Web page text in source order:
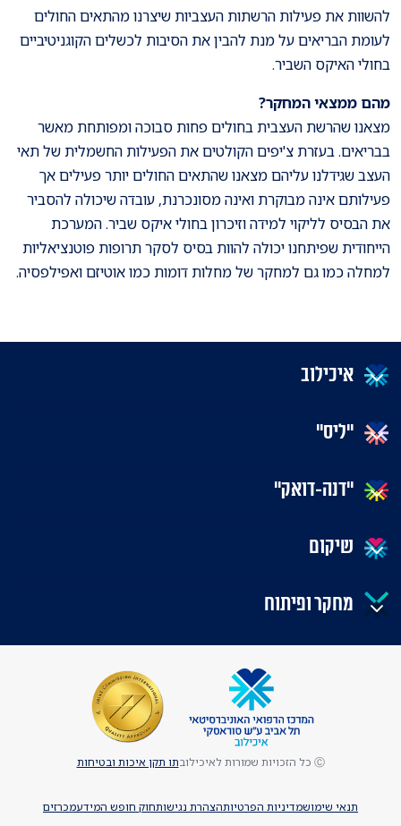
להשוות את פעילות הרשתות העצביות שיצרנו מהתאים החולים
לעומת הבריאים על מנת להבין את הסיבות לכשלים הקוגניטיביים
בחולי האיקס השביר.
מהם ממצאי המחקר?
מצאנו שהרשת העצבית בחולים פחות סבוכה ומפותחת מאשר
בבריאים. בעזרת צ'יפים הקולטים את הפעילות החשמלית של תאי
העצב שגידלנו עליהם מצאנו שהתאים החולים יותר פעילים אך
פעילותם אינה מבוקרת ואינה מסונכרנת, עובדה שיכולה להסביר
את הבסיס לליקוי למידה וזיכרון בחולי איקס שביר. המערכת
הייחודית שפיתחנו יכולה להוות בסיס לסקר תרופות פוטנציאליות
למחלה כמו גם למחקר של מחלות דומות כמו אוטיזם ואפילפסיה.
איכילוב
"ליס"
"דנה-דואק"
שיקום
מחקר ופיתוח
תנאי שימושמדיניות הפרטיותהצהרת נגישותחוק חופש המידעמכרזים
Ⓒ כל הזכויות שמורות לאיכילוב תו תקן איכות ובטיחות